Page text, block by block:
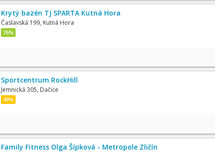
Krytý bazén TJ SPARTA Kutná Hora
Časlavská 199, Kutná Hora
76%
Sportcentrum RockHill
Jemnická 305, Dačice
49%
Family Fitness Olga Šípková - Metropole Zličín